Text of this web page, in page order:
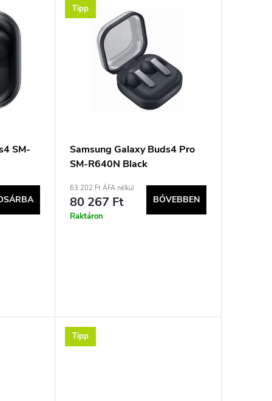
SM-
Tipp
Samsung Galaxy Buds4 Pro
SM-R640N Black
63 202 Ft ÁFA nélkül
80 267 Ft
Raktáron
BŐVEBBEN
Tipp